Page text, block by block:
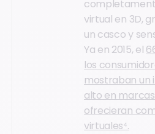
virtual en 3D,
un casco y
Ya en 2015, el
los
mostraban un
alto en
ofrecieran
virtuales⁴.